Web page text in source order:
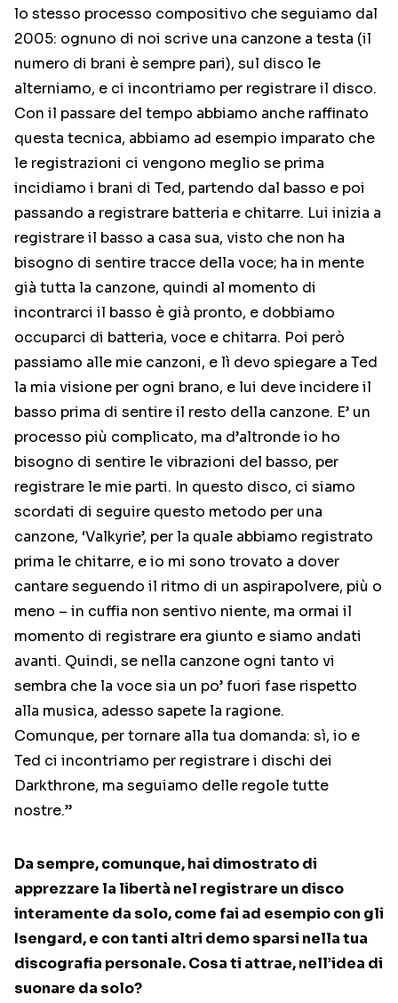
lo stesso processo compositivo che seguiamo dal
2005: ognuno di noi scrive una canzone a testa (il
numero di brani è sempre pari), sul disco le
alterniamo, e ci incontriamo per registrare il disco.
Con il passare del tempo abbiamo anche raffinato
questa tecnica, abbiamo ad esempio imparato che
le registrazioni ci vengono meglio se prima
incidiamo i brani di Ted, partendo dal basso e poi
passando a registrare batteria e chitarre. Lui inizia a
registrare il basso a casa sua, visto che non ha
bisogno di sentire tracce della voce; ha in mente
già tutta la canzone, quindi al momento di
incontrarci il basso è già pronto, e dobbiamo
occuparci di batteria, voce e chitarra. Poi però
passiamo alle mie canzoni, e lì devo spiegare a Ted
la mia visione per ogni brano, e lui deve incidere il
basso prima di sentire il resto della canzone. E’ un
processo più complicato, ma d’altronde io ho
bisogno di sentire le vibrazioni del basso, per
registrare le mie parti. In questo disco, ci siamo
scordati di seguire questo metodo per una
canzone, ‘Valkyrie’, per la quale abbiamo registrato
prima le chitarre, e io mi sono trovato a dover
cantare seguendo il ritmo di un aspirapolvere, più o
meno – in cuffia non sentivo niente, ma ormai il
momento di registrare era giunto e siamo andati
avanti. Quindi, se nella canzone ogni tanto vi
sembra che la voce sia un po’ fuori fase rispetto
alla musica, adesso sapete la ragione.
Comunque, per tornare alla tua domanda: sì, io e
Ted ci incontriamo per registrare i dischi dei
Darkthrone, ma seguiamo delle regole tutte
nostre.”
Da sempre, comunque, hai dimostrato di
apprezzare la libertà nel registrare un disco
interamente da solo, come fai ad esempio con gli
Isengard, e con tanti altri demo sparsi nella tua
discografia personale. Cosa ti attrae, nell’idea di
suonare da solo?